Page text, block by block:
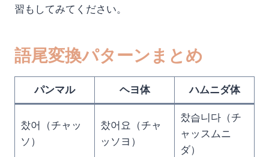
習もしてみてください。
語尾変換パターンまとめ
パンマル ヘヨ体 ハムニダ体
찼어（チャッ
ソ）
찼어요（チャ
ッソヨ）
찼습니다（チ
ャッスムニ
ダ）